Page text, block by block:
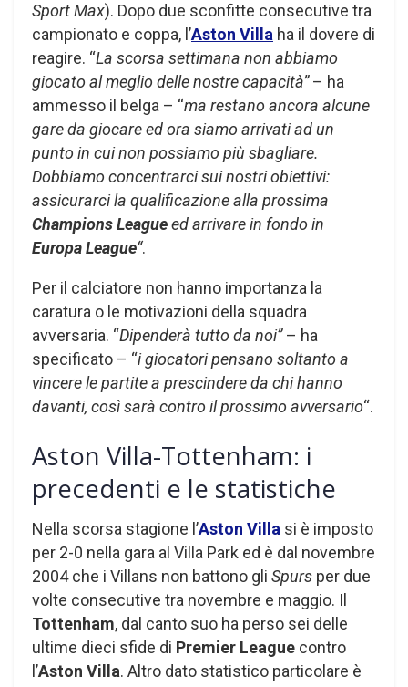
Sport Max). Dopo due sconfitte consecutive tra
campionato e coppa, l’Aston Villa ha il dovere di
reagire. “La scorsa settimana non abbiamo
giocato al meglio delle nostre capacità”– ha
ammesso il belga – “ma restano ancora alcune
gare da giocare ed ora siamo arrivati ad un
punto in cui non possiamo più sbagliare.
Dobbiamo concentrarci sui nostri obiettivi:
assicurarci la qualificazione alla prossima
Champions Leagueed arrivare in fondo in
Europa League“.
Per il calciatore non hanno importanza la
caratura o le motivazioni della squadra
avversaria. “Dipenderà tutto da noi”– ha
specificato – “i giocatori pensano soltanto a
vincere le partite a prescindere da chi hanno
davanti, così sarà contro il prossimo avversario“.
Aston Villa-Tottenham: i
precedenti e le statistiche
Nella scorsa stagione l’Aston Villa si è imposto
per 2-0 nella gara al Villa Park ed è dal novembre
2004 che i Villans non battono gli Spurs per due
volte consecutive tra novembre e maggio. Il
Tottenham, dal canto suo ha perso sei delle
ultime dieci sfide di Premier League contro
l’Aston Villa. Altro dato statistico particolare è